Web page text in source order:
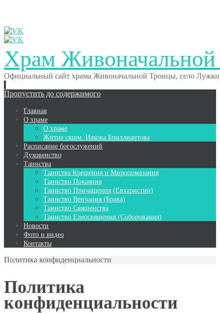
Храм
Официальный сайт храма Живоначальной Троицы, село
Пропустить до содержимого
Главная
О храме
О храме
Житие свщм. Иакова Бриллиантова
Расписание богослужений
Духовенство
Таинства
Таинства Крещения и Миропомазания
Таинство Покаяния
Таинство Причащения (Евхаристии)
Таинство Венчания (Брака)
Таинство Священства
Таинство Елеосвящения (Соборования)
Новости
Фото и видео
Контакты
Политика конфиденциальности
Политика
конфиденциальности